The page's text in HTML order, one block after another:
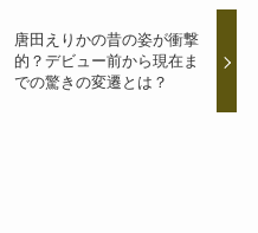
唐田えりかの昔の姿が衝撃
的？デビュー前から現在ま
での驚きの変遷とは？